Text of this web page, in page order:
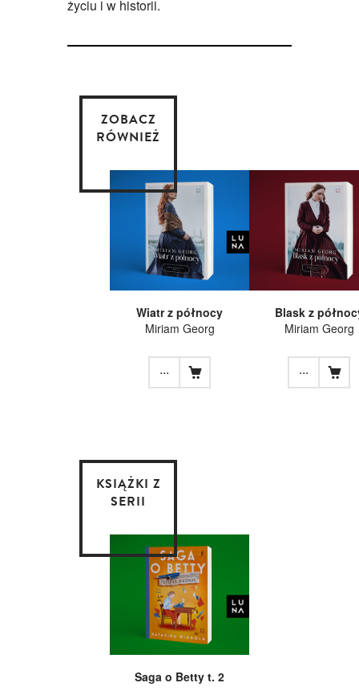
życiu i w historii.
ZOBACZ
RÓWNIEŻ
Wiatr z północy
Miriam Georg
...
Blask z
Miriam Georg
...
KSIĄŻKI Z
SERII
Saga o Betty t. 2